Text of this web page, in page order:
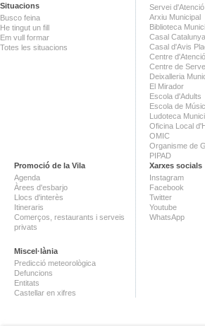
Situacions
Busco feina
He tingut un fill
Em vull formar
Totes les situacions
Servei
Arxiu Municipal
Biblioteca
Casal Catalunya
Casal d'Avis
Centre
Centre de
Deixalleria
El Mirador
Escola d'Adults
Escola de
Ludoteca
Oficina Local
OMIC
Organisme de
PIPAD
Promoció de la Vila
Agenda
Àrees d'esbarjo
Llocs d'interès
Itineraris
Comerços, restaurants i serveis
privats
Miscel·lània
Predicció meteorològica
Defuncions
Entitats
Castellar en xifres
Xarxes socials
Instagram
Facebook
Twitter
Youtube
WhatsApp